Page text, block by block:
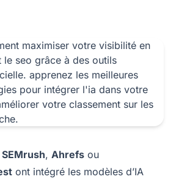
SEMrush, Ahrefs ou
ont intégré les modèles d’IA